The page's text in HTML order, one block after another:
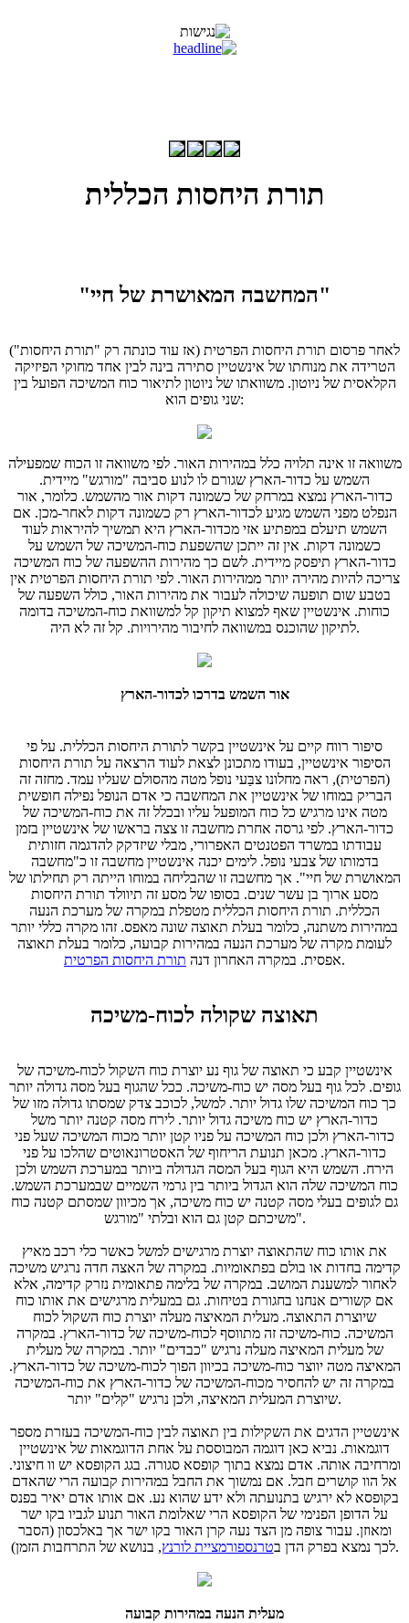
תורת היחסות הכללית
"המחשבה המאושרת של חיי"
לאחר פרסום תורת היחסות הפרטית (אז עוד כונתה רק "תורת היחסות")
הטרידה את מנוחתו של אינשטיין סתירה בינה לבין אחד מחוקי הפיזיקה
הקלאסית של ניוטון. משוואתו של ניוטון לתיאור כוח המשיכה הפועל בין
שני גופים הוא:
משוואה זו אינה תלויה כלל במהירות האור. לפי משוואה זו הכוח שמפעילה
השמש על כדור-הארץ שגורם לו לנוע סביבה "מורגש" מיידית.
כדור-הארץ נמצא במרחק של כשמונה דקות אור מהשמש. כלומר, אור
הנפלט מפני השמש מגיע לכדור-הארץ רק כשמונה דקות לאחר-מכן. אם
השמש תיעלם במפתיע אזי מכדור-הארץ היא תמשיך להיראות לעוד
כשמונה דקות. אין זה ייתכן שהשפעת כוח-המשיכה של השמש על
כדור-הארץ תיפסק מיידית. לשם כך מהירות ההשפעה של כוח המשיכה
צריכה להיות מהירה יותר ממהירות האור. לפי תורת היחסות הפרטית אין
בטבע שום תופעה שיכולה לעבור את מהירות האור, כולל השפעה של
כוחות. אינשטיין שאף למצוא תיקון קל למשוואת כוח-המשיכה בדומה
לתיקון שהוכנס במשוואה לחיבור מהירויות. קל זה לא היה.
אור השמש בדרכו לכדור-הארץ
סיפור רווח קיים על אינשטיין בקשר לתורת היחסות הכללית. על פי
הסיפור אינשטיין, בעודו מתכונן לצאת לעוד הרצאה על תורת היחסות
(הפרטית), ראה מחלונו צבַּעי נופל מטה מהסולם שעליו עמד. מחזה זה
הבריק במוחו של אינשטיין את המחשבה כי אדם הנופל נפילה חופשית
מטה אינו מרגיש כל כוח המופעל עליו ובכלל זה את כוח-המשיכה של
כדור-הארץ. לפי גרסה אחרת מחשבה זו צצה בראשו של אינשטיין בזמן
עבודתו במשרד הפטנטים האפרורי, מבלי שיזדקק להדגמה חזותית
בדמותו של צבעי נופל. לימים יכנה אינשטיין מחשבה זו כ"מחשבה
המאושרת של חיי". אך מחשבה זו שהבליחה במוחו הייתה רק תחילתו של
מסע ארוך בן עשר שנים. בסופו של מסע זה תיוולד תורת היחסות
הכללית. תורת היחסות הכללית מטפלת במקרה של מערכת הנעה
במהירות משתנה, כלומר בעלת תאוצה שונה מאפס. זהו מקרה כללי יותר
לעומת מקרה של מערכת הנעה במהירות קבועה, כלומר בעלת תאוצה
אפסית. במקרה האחרון דנה תורת היחסות הפרטית .
תאוצה שקולה לכוח-משיכה
אינשטיין קבע כי תאוצה של גוף נע יוצרת כוח השקול לכוח-משיכה של
גופים. לכל גוף בעל מסה יש כוח-משיכה. ככל שהגוף בעל מסה גדולה יותר
כך כוח המשיכה שלו גדול יותר. למשל, לכוכב צדק שמסתו גדולה מזו של
כדור-הארץ יש כוח משיכה גדול יותר. לירח מסה קטנה יותר משל
כדור-הארץ ולכן כוח המשיכה על פניו קטן יותר מכוח המשיכה שעל פני
כדור-הארץ. מכאן תנועת הריחוף של האסטרונאוטים שהלכו על פני
הירח. השמש היא הגוף בעל המסה הגדולה ביותר במערכת השמש ולכן
כוח המשיכה שלה הוא הגדול ביותר בין גרמי השמיים שבמערכת השמש.
גם לגופים בעלי מסה קטנה יש כוח משיכה, אך מכיוון שמסתם קטנה כוח
משיכתם קטן גם הוא ובלתי "מורגש".
את אותו כוח שהתאוצה יוצרת מרגישים למשל כאשר כלי רכב מאיץ
קדימה בחדות או בולם בפתאומיות. במקרה של האצה חדה נרגיש משיכה
לאחור למשענת המושב. במקרה של בלימה פתאומית נזרק קדימה, אלא
אם קשורים אנחנו בחגורת בטיחות. גם במעלית מרגישים את אותו כוח
שיוצרת התאוצה. מעלית המאיצה מעלה יוצרת כוח השקול לכוח
המשיכה. כוח-משיכה זה מתווסף לכוח-משיכה של כדור-הארץ. במקרה
של מעלית המאיצה מעלה נרגיש "כבדים" יותר. במקרה של מעלית
המאיצה מטה יווצר כוח-משיכה בכיוון הפוך לכוח-משיכה של כדור-הארץ.
במקרה זה יש להחסיר מכוח-המשיכה של כדור-הארץ את כוח-המשיכה
שיוצרת המעלית המאיצה, ולכן נרגיש "קלים" יותר.
אינשטיין הדגים את השקילות בין תאוצה לבין כוח-המשיכה בעזרת מספר
דוגמאות. נביא כאן דוגמה המבוססת על אחת הדוגמאות של אינשטיין
ומרחיבה אותה. אדם נמצא בתוך קופסא סגורה. בגג הקופסא יש וו חיצוני.
אל הוו קושרים חבל. אם נמשוך את החבל במהירות קבועה הרי שהאדם
בקופסא לא ירגיש בתנועתה ולא ידע שהוא נע. אם אותו אדם יאיר בפנס
על הדופן הפנימי של הקופסא הרי שאלומת האור תנוע לגביו בקו ישר
ומאוזן. עבור צופה מן הצד נעה קרן האור בקו ישר אך באלכסון (הסבר
לכך נמצא בפרק הדן בטרנספורמציית לורנץ , בנושא של התרחבות הזמן).
מעלית הנעה במהירות קבועה